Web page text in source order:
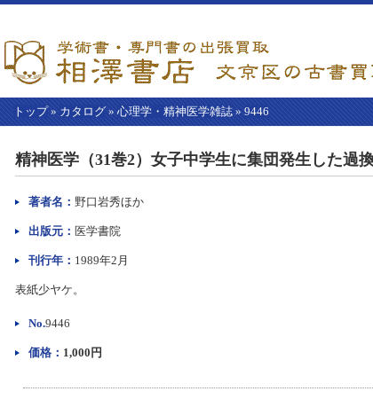
トップ» カタログ » 心理学・精神医学雑誌 » 9446
か
本
精神医学（31巻2）女子中学生に集団発生した過
著者名： 野口岩秀ほか
出版元： 医学書院
刊行年： 1989年2月
表紙少ヤケ。
No.9446
価格： 1,000円